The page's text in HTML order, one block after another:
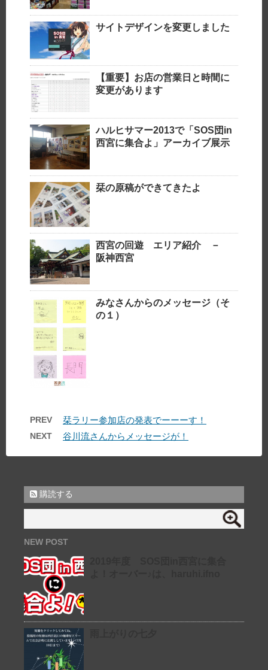
サイトデザインを変更しました
【重要】お店の営業日と時間に
変更があります
ハルヒサマー2013で「SOS団in
西宮に集合よ」アーカイブ展示
栞の原稿ができてきたよ
西宮の回遊 エリア紹介 －
阪神西宮
みなさんからのメッセージ（そ
の１）
PREV 栞ラリー参加店の発表でーーーす！
NEXT 谷川流さんからメッセージが！
購読する
NEW POST